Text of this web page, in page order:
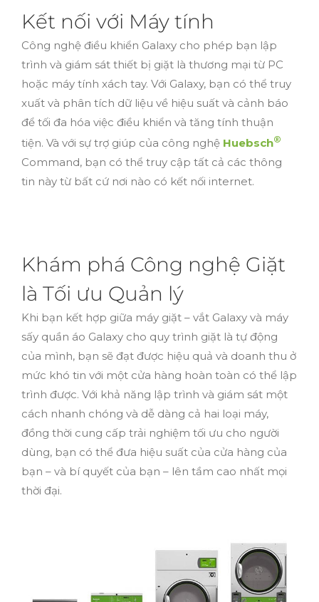
Kết nối với Máy tính
Công nghệ điều khiển Galaxy cho phép bạn lập
trình và giám sát thiết bị giặt là thương mại từ PC
hoặc máy tính xách tay. Với Galaxy, bạn có thể truy
xuất và phân tích dữ liệu về hiệu suất và cảnh báo
để tối đa hóa việc điều khiển và tăng tính thuận
tiện. Và với sự trợ giúp của công nghệ Huebsch®
Command, bạn có thể truy cập tất cả các thông
tin này từ bất cứ nơi nào có kết nối internet.
Khám phá Công nghệ Giặt
là Tối ưu Quản lý
Khi bạn kết hợp giữa máy giặt – vắt Galaxy và máy
sấy quần áo Galaxy cho quy trình giặt là tự động
của mình, bạn sẽ đạt được hiệu quả và doanh thu ở
mức khó tin với một cửa hàng hoàn toàn có thể lập
trình được. Với khả năng lập trình và giám sát một
cách nhanh chóng và dễ dàng cả hai loại máy,
đồng thời cung cấp trải nghiệm tối ưu cho người
dùng, bạn có thể đưa hiệu suất của cửa hàng của
bạn – và bí quyết của bạn – lên tầm cao nhất mọi
thời đại.